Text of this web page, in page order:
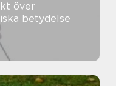
över
betydelse